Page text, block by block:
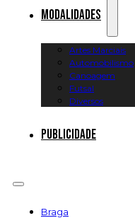
Modalidades
Artes Marciais
Automobilismo
Canoagem
Futsal
Diversos
Publicidade
Braga